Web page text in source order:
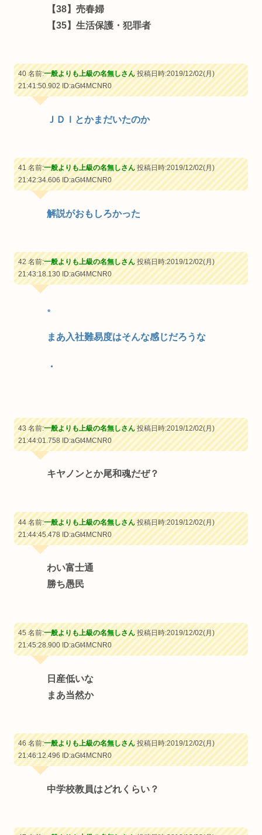
【38】売春婦
【35】生活保護・犯罪者
40 名前:一般よりも上級の名無しさん投稿日時:2019/12/02(月)
21:41:50.902ID:aGt4MCNR0
ＪＤＩとかまだいたのか
41 名前:一般よりも上級の名無しさん投稿日時:2019/12/02(月)
21:42:34.606ID:aGt4MCNR0
解説がおもしろかった
42 名前:一般よりも上級の名無しさん投稿日時:2019/12/02(月)
21:43:18.130ID:aGt4MCNR0
。
まあ入社難易度はそんな感じだろうな
・
43 名前:一般よりも上級の名無しさん投稿日時:2019/12/02(月)
21:44:01.758ID:aGt4MCNR0
キヤノンとか尾和魂だぜ？
44 名前:一般よりも上級の名無しさん投稿日時:2019/12/02(月)
21:44:45.478ID:aGt4MCNR0
わい富士通
勝ち愚民
45 名前:一般よりも上級の名無しさん投稿日時:2019/12/02(月)
21:45:28.900ID:aGt4MCNR0
日産低いな
まあ当然か
46 名前:一般よりも上級の名無しさん投稿日時:2019/12/02(月)
21:46:12.496ID:aGt4MCNR0
中学校教員はどれくらい？